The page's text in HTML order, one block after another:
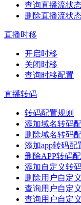
查询直播流状
删除直播流状
直播时移
开启时移
关闭时移
查询时移配置
直播转码
转码配置规则
添加域名转码
删除域名转码
添加app转码配
删除APP转码
添加自定义转
删除用户自定
查询用户自定
查询用户自定